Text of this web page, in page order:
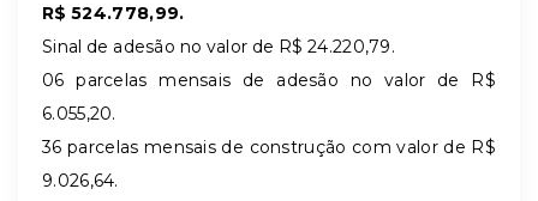
R$ 524.778,99.
Sinal de adesão no valor de R$ 24.220,79.
06 parcelas mensais de adesão no valor de R$
6.055,20.
36 parcelas mensais de construção com valor de R$
9.026,64.